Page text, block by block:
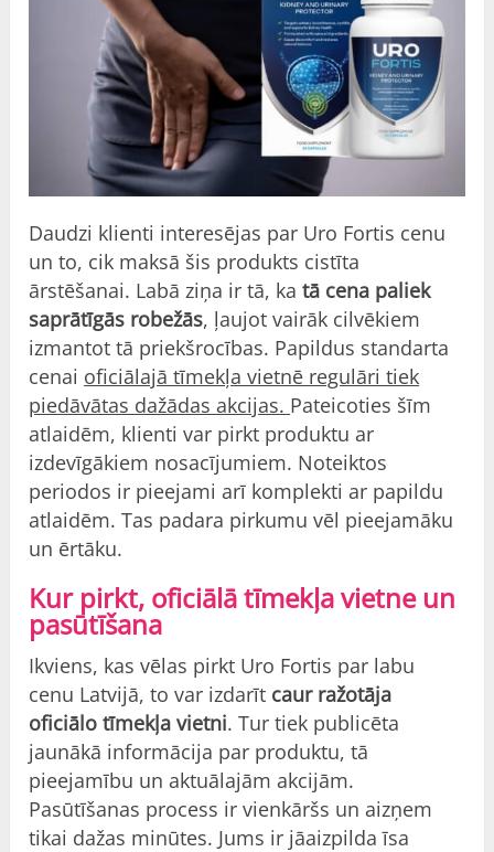
Daudzi klienti interesējas par Uro Fortis cenu
un to, cik maksā šis produkts cistīta
ārstēšanai. Labā ziņa ir tā, katā cena paliek
saprātīgās robežās, ļaujot vairāk cilvēkiem
izmantot tā priekšrocības. Papildus standarta
cenai oficiālajā tīmekļa vietnē regulāri tiek
piedāvātas dažādas akcijas. Pateicoties šīm
atlaidēm, klienti var pirkt produktu ar
izdevīgākiem nosacījumiem. Noteiktos
periodos ir pieejami arī komplekti ar papildu
atlaidēm. Tas padara pirkumu vēl pieejamāku
un ērtāku.
Kur pirkt, oficiālā tīmekļa vietne un
pasūtīšana
Ikviens, kas vēlas pirkt Uro Fortis par labu
cenu Latvijā, to var izdarīt caur ražotāja
oficiālo tīmekļa vietni. Tur tiek publicēta
jaunākā informācija par produktu, tā
pieejamību un aktuālajām akcijām.
Pasūtīšanas process ir vienkāršs un aizņem
tikai dažas minūtes. Jums ir jāaizpilda īsa